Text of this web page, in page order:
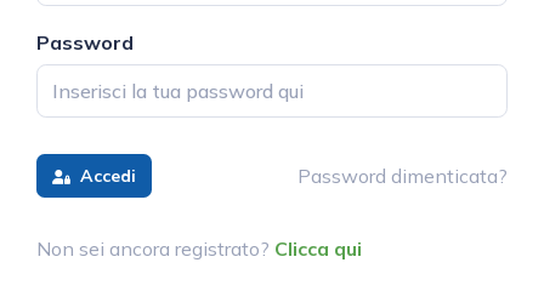
Password
Accedi Password dimenticata?
Non sei ancora registrato? Clicca qui